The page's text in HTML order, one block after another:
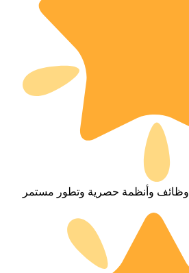
وظائف وأنظمة حصرية وتطور مستمر